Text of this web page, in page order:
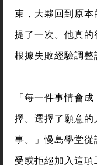
束，大夥回到原
提了一次。他真的
根據失敗經驗調整
「每一件事情會
擇。選擇了願意
事。」慢島學堂
受或拒絕加入這項